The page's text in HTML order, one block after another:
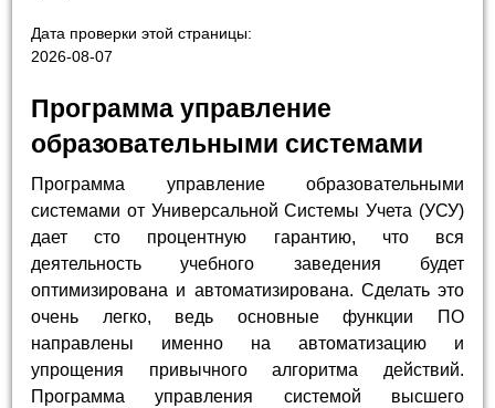
Дата проверки этой страницы:
2026-08-07
Программа управление
образовательными системами
Программа управление образовательными
системами от Универсальной Системы Учета (УСУ)
дает сто процентную гарантию, что вся
деятельность учебного заведения будет
оптимизирована и автоматизирована. Сделать это
очень легко, ведь основные функции ПО
направлены именно на автоматизацию и
упрощения привычного алгоритма действий.
Программа управления системой высшего